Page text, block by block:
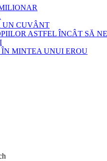
UN CUVÂNT
ASTFEL ÎNCÂT SĂ
MINTEA UNUI EROU